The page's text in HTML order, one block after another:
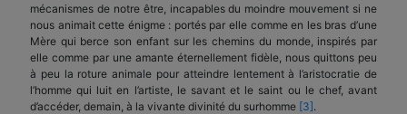
mécanismes de notre être, incapables du moindre mouvement si ne
nous animait cette énigme : portés par elle comme en les bras d’une
Mère qui berce son enfant sur les chemins du monde, inspirés par
elle comme par une amante éternellement fidèle, nous quittons peu
à peu la roture animale pour atteindre lente­ment à l’aristocratie de
l’homme qui luit en l’artiste, le savant et le saint ou le chef, avant
d’accéder, de­main, à la vivante divinité du surhomme [3].